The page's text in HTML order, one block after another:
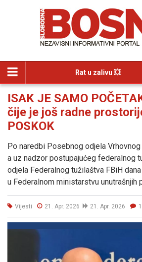
Rat u zalivu 💥
ISAK JE SAMO
čije je još radne
POSKOK
Po naredbi Posebnog odjela
a uz nadzor postupajućeg federalnog
odjela Federalnog tužilaštva FBiH
u Federalnom ministarstvu unutrašnjih
Vijesti 21. Apr. 2026 21. Apr. 2026 1